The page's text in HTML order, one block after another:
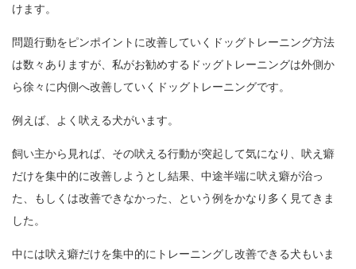
けます。
問題行動をピンポイントに改善していくドッグトレーニング方法
は数々ありますが、私がお勧めするドッグトレーニングは外側か
ら徐々に内側へ改善していくドッグトレーニングです。
例えば、よく吠える犬がいます。
飼い主から見れば、その吠える行動が突起して気になり、吠え癖
だけを集中的に改善しようとし結果、中途半端に吠え癖が治っ
た、もしくは改善できなかった、という例をかなり多く見てきま
した。
中には吠え癖だけを集中的にトレーニングし改善できる犬もいま